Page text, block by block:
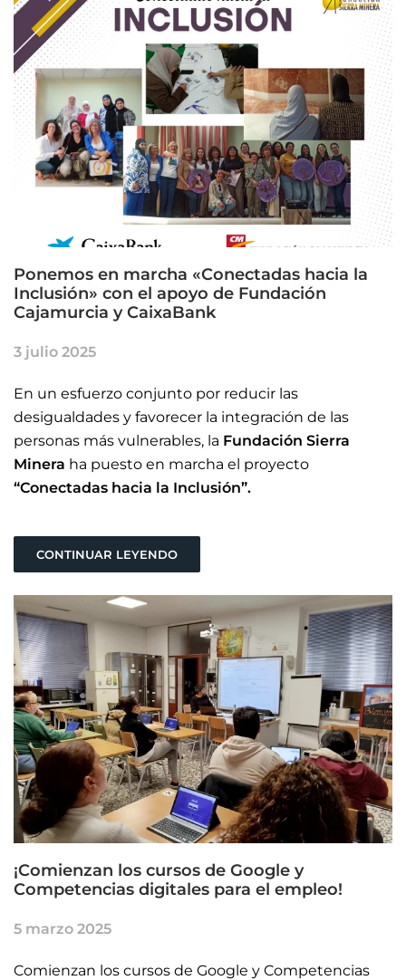
Ponemos en marcha «Conectadas hacia la
Inclusión» con el apoyo de Fundación
Cajamurcia y CaixaBank
3 julio 2025
En un esfuerzo conjunto por reducir las
desigualdades y favorecer la integración de las
personas más vulnerables, la Fundación Sierra
Minera ha puesto en marcha el proyecto
“Conectadas hacia la Inclusión”.
CONTINUAR LEYENDO
¡Comienzan los cursos de Google y
Competencias digitales para el empleo!
5 marzo 2025
Comienzan los cursos de Google y Competencias